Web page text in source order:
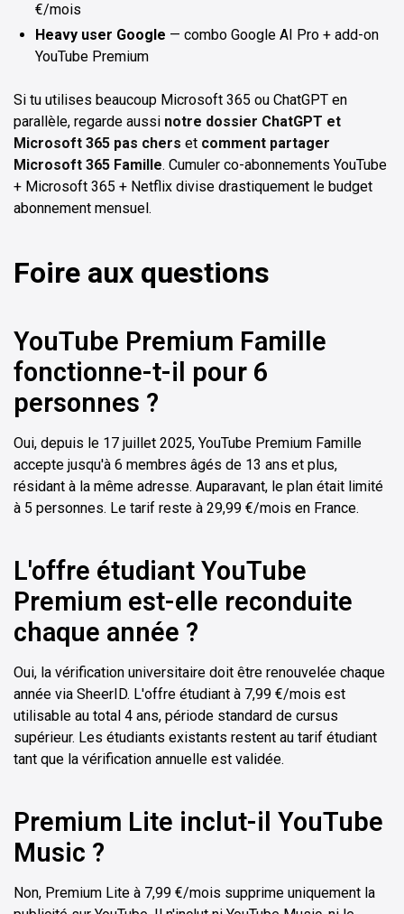
€/mois
Heavy user Google — combo Google AI Pro + add-on
YouTube Premium
Si tu utilises beaucoup Microsoft 365 ou ChatGPT en
parallèle, regarde aussi notre dossier ChatGPT et
Microsoft 365 pas chers et comment partager
Microsoft 365 Famille. Cumuler co-abonnements YouTube
+ Microsoft 365 + Netflix divise drastiquement le budget
abonnement mensuel.
Foire aux questions
YouTube Premium Famille
fonctionne-t-il pour 6
personnes ?
Oui, depuis le 17 juillet 2025, YouTube Premium Famille
accepte jusqu'à 6 membres âgés de 13 ans et plus,
résidant à la même adresse. Auparavant, le plan était limité
à 5 personnes. Le tarif reste à 29,99 €/mois en France.
L'offre étudiant YouTube
Premium est-elle reconduite
chaque année ?
Oui, la vérification universitaire doit être renouvelée chaque
année via SheerID. L'offre étudiant à 7,99 €/mois est
utilisable au total 4 ans, période standard de cursus
supérieur. Les étudiants existants restent au tarif étudiant
tant que la vérification annuelle est validée.
Premium Lite inclut-il YouTube
Music ?
Non, Premium Lite à 7,99 €/mois supprime uniquement la